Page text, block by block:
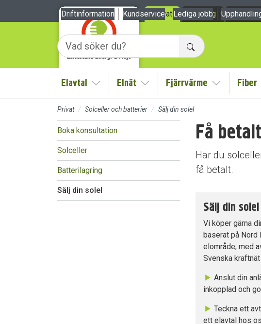
Till sidans huvudinnehåll
Privat
Företag Om oss
Sök
Elavtal Visa/Göm undermeny
Elnät Visa/Göm undermeny
Fjärrvärme Visa/Göm
Fiber
Driftinformation Kundservice Lediga jobb
Privat Solceller och batterier Sälj din solel
Boka konsultation
Solceller
Batterilagring
Sälj din solel
Få
Har du
få betalt.
Sälj din
Vi köper gärna
baserat på
elområde, med
Svenska
Anslut din
inkopplad och
Teckna ett
ett elavtal hos